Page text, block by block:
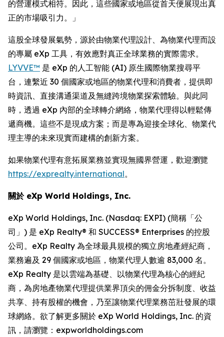
的營運模式相符。因此，這些國家或地區從首天便展現出真
正的市場吸引力。」
這股全球發展氣勢，源於由物業代理設計、為物業代理而設
的專屬 eXp 工具，有效應對真正全球業務的實際需求。
LYVVE™ 是 eXp 的人工智能 (AI) 原生國際物業搜尋平
台，連繫近 30 個國家或地區的物業代理和消費者，提供即
時資訊、直接溝通渠道及無縫跨境物業探索體驗。與此同
時，透過 eXp 內部的全球轉介網絡，物業代理得以輕鬆傳
遞商機。這些不是現成方案；而是專為迎接全球化、物業代
理主導的未來現實而建構的創新方案。
如果物業代理有意拓展業務並實現無國界營運，歡迎瀏覽
https://exprealty.international。
關於 eXp World Holdings, Inc.
eXp World Holdings, Inc. (Nasdaq: EXPI) (簡稱「公
司」) 是 eXp Realty® 和 SUCCESS® Enterprises 的控股
公司。eXp Realty 為全球最具規模的獨立房地產經紀商，
業務遍及 29 個國家或地區，物業代理人數逾 83,000 名。
eXp Realty 是以雲端為基礎、以物業代理為核心的經紀
商，為房地產物業代理提供業界頂尖的佣金分拆制度、收益
共享、持有股權的機會，乃至讓物業代理業務茁壯發展的環
球網絡。欲了解更多關於 eXp World Holdings, Inc. 的資
訊，請瀏覽：expworldholdings.com